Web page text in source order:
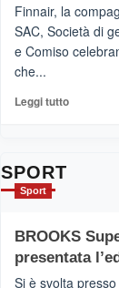
siamo
quasi….
pronti
dell’Etna
Finnair, la
SAC, Società di
e Comiso
che...
Leggi tuttoLeggi
con
la
SPORT
Sport
BROOKS
presentata
Si è svolta